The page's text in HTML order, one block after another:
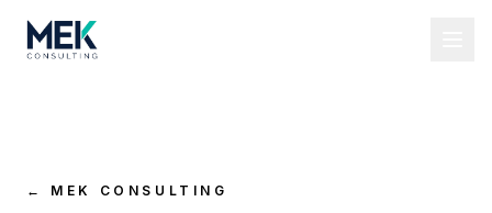
← MEK CONSULTING